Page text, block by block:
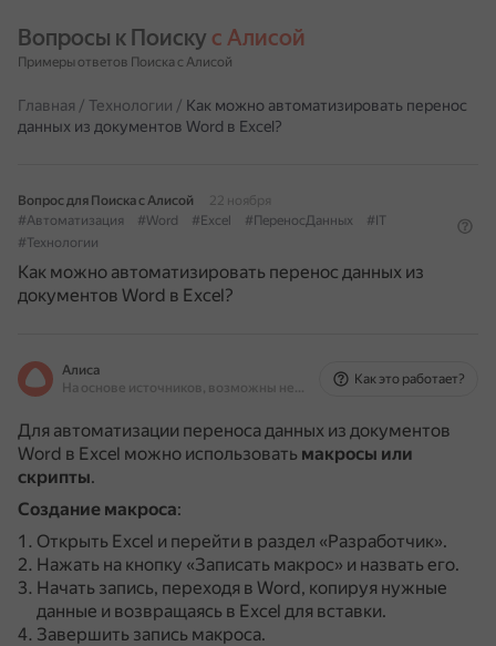
Вопросы к Поиску с Алисой
Примеры ответов Поиска с Алисой
Главная / Технологии / Как можно автоматизировать перенос
данных из документов Word в Excel?
Вопрос для Поиска с Алисой
22 ноября
#Автоматизация
#Word #Excel #ПереносДанных
#IT
#Технологии
Как можно автоматизировать перенос данных из
документов Word в Excel?
Алиса
На основе источников, возможны неточности
Как это работает?
Для автоматизации переноса данных из документов
Word в Excel можно использовать макросы или
скрипты.
Создание макроса:
Открыть Excel и перейти в раздел «Разработчик».
Нажать на кнопку «Записать макрос» и назвать его.
Начать запись, переходя в Word, копируя нужные
данные и возвращаясь в Excel для вставки.
Завершить запись макроса.